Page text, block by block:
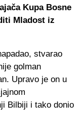
Kupa Bosne
Mladost iz
stvarao
golman
Upravo je on u
Bilbiji i tako donio